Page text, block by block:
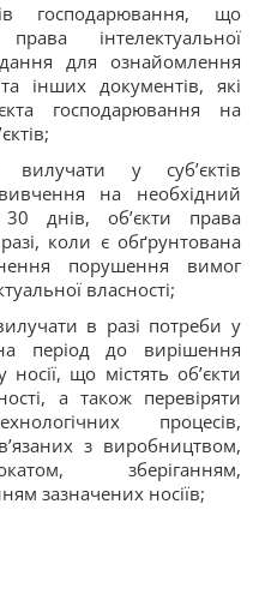
господарювання, що
інтелектуальної
для ознайомлення
інших документів, які
господарювання на
у суб’єктів
на необхідний
днів, об’єкти права
коли є обґрунтована
порушення вимог
власності;
в разі потреби у
на період до вирішення
що містять об’єкти
а також перевіряти
процесів,
з виробництвом,
зберіганням,
зазначених носіїв;